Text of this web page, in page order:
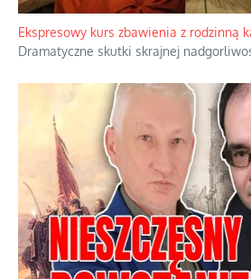
ukrywając przed światem pełną i
orędzia....